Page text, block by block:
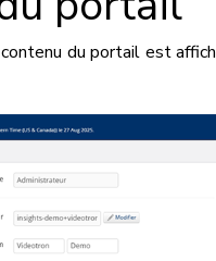
du portail est